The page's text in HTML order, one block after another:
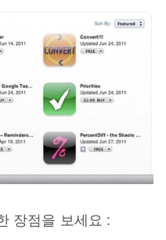
장점을 보세요 :